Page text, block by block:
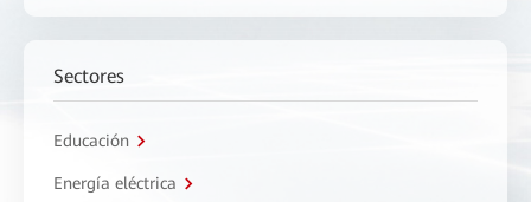
Sectores
Educación
Energía eléctrica